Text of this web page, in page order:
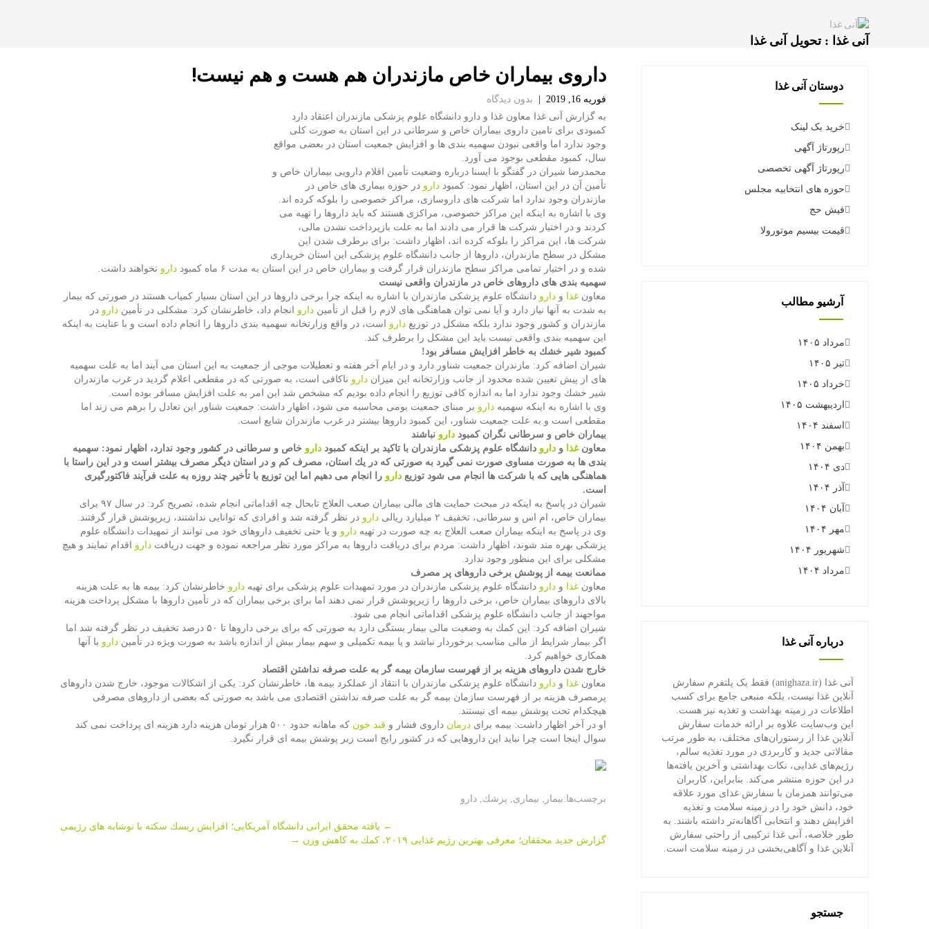
آنی غذا : تحویل آنی غذا
داروی بیماران خاص مازندران هم هست و هم نیست!
فوریه 16, 2019
بدون دیدگاه
به گزارش آنی غذا معاون غذا و دارو دانشگاه علوم پزشكی مازندران اعتقاد دارد
كمبودی برای تامین داروی بیماران خاص و سرطانی در این استان به صورت كلی
وجود ندارد اما واقعی نبودن سهمیه بندی ها و افزایش جمعیت استان در بعضی مواقع
سال، كمبود مقطعی بوجود می آورد.
محمدرضا شیران در گفتگو با ایسنا درباره وضعیت تأمین اقلام دارویی بیماران خاص و
تأمین آن در این استان، اظهار نمود: كمبود دارو در حوزه بیماری های خاص در
مازندران وجود ندارد اما شركت های داروسازی، مراكز خصوصی را بلوكه كرده اند.
وی با اشاره به اینكه این مراكز خصوصی، مراكزی هستند كه باید داروها را تهیه می
كردند و در اختیار شركت ها قرار می دادند اما به علت بازپرداخت نشدن مالی،
شركت ها، این مراكز را بلوكه كرده اند، اظهار داشت: برای برطرف شدن این
مشكل در سطح مازندران، داروها از جانب دانشگاه علوم پزشكی این استان خریداری
شده و در اختیار تمامی مراكز سطح مازندران قرار گرفت و بیماران خاص در این استان به مدت ۶ ماه كمبود
دارو نخواهند داشت.
سهمیه بندی های داروهای خاص در مازندران واقعی نیست
معاون غذا و دارو دانشگاه علوم پزشكی مازندران با اشاره به اینكه چرا برخی داروها در این استان بسیار كمیاب هستند در صورتی كه بیمار
به شدت به آنها نیاز دارد و آیا نمی توان هماهنگی های لازم را قبل از تأمین دارو انجام داد، خاطرنشان كرد: مشكلی در تأمین دارو در
مازندران و كشور وجود ندارد بلكه مشكل در توزیع دارو است، در واقع وزارتخانه سهمیه بندی داروها را انجام داده است و با عنایت به اینكه
این سهمیه بندی واقعی نیست باید این مشكل را برطرف كند.
كمبود شیر خشك به خاطر افزایش مسافر بود!
شیران اضافه كرد: مازندران جمعیت شناور دارد و در ایام آخر هفته و تعطیلات موجی از جمعیت به این استان می آیند اما به علت سهمیه
های از پیش تعیین شده محدود از جانب وزارتخانه این میزان دارو ناكافی است، به صورتی كه در مقطعی اعلام گردید در غرب مازندران
شیر خشك وجود ندارد اما به اندازه كافی توزیع را انجام داده بودیم كه مشخص شد این امر به علت افزایش مسافر بوده است.
وی با اشاره به اینكه سهمیه دارو بر مبنای جمعیت بومی محاسبه می شود، اظهار داشت: جمعیت شناور این تعادل را برهم می زند اما
مقطعی است و به علت جمعیت شناور، این كمبود داروها بیشتر در غرب مازندران شایع است.
بیماران خاص و سرطانی نگران كمبود دارو نباشند
معاونغذا و دارو دانشگاه علوم پزشكی مازندران با تاكید بر اینكه كمبود دارو خاص و سرطانی در كشور وجود ندارد، اظهار نمود: سهمیه
بندی ها به صورت مساوی صورت نمی گیرد به صورتی كه در یك استان، مصرف كم و در استان دیگر مصرف بیشتر است و در این راستا با
هماهنگی هایی كه با شركت ها انجام می شود توزیع دارو را انجام می دهیم اما این توزیع با تأخیر چند روزه به علت فرآیند فاكتورگیری
است.
شیران در پاسخ به اینكه در مبحث حمایت های مالی بیماران صعب العلاج تابحال چه اقداماتی انجام شده، تصریح كرد: در سال ۹۷ برای
بیماران خاص، ام اس و سرطانی، تخفیف ۲ میلیارد ریالی
دارو در نظر گرفته شد و افرادی كه توانایی نداشتند، زیرپوشش قرار گرفتند.
وی در پاسخ به اینكه بیماران صعب العلاج به چه صورت در تهیه دارو و یا حتی تخفیف داروهای خود می توانند از تمهیدات دانشگاه علوم
پزشكی بهره مند شوند، اظهار داشت: مردم برای دریافت داروها به مراكز مورد نظر مراجعه نموده و جهت دریافت دارو اقدام نمایند و هیچ
مشكلی برای این منظور وجود ندارد.
ممانعت بیمه از پوشش برخی داروهای پر مصرف
معاون غذا و دارو دانشگاه علوم پزشكی مازندران در مورد تمهیدات علوم پزشكی برای تهیه دارو خاطرنشان كرد: بیمه ها به علت هزینه
بالای داروهای بیماران خاص، برخی داروها را زیرپوشش قرار نمی دهند اما برای برخی بیماران كه در تأمین داروها با مشكل پرداخت هزینه
مواجهند از جانب دانشگاه علوم پزشكی اقداماتی انجام می شود.
شیران اضافه كرد: این كمك به وضعیت مالی بیمار بستگی دارد به صورتی كه برای برخی داروها تا ۵۰ درصد تخفیف در نظر گرفته شد اما
اگر بیمار شرایط از مالی مناسب برخوردار نباشد و یا بیمه تكمیلی و سهم بیمار بیش از اندازه باشد به صورت ویژه در تأمین دارو با آنها
همكاری خواهیم كرد.
خارج شدن داروهای هزینه بر از فهرست سازمان بیمه گر به علت صرفه نداشتن اقتصاد
معاون غذا و دارو دانشگاه علوم پزشكی مازندران با انتقاد از عملكرد بیمه ها، خاطرنشان كرد: یكی از اشكالات موجود، خارج شدن داروهای
پرمصرف هزینه بر از فهرست سازمان بیمه گر به علت صرفه نداشتن اقتصادی می باشد به صورتی كه بعضی از داروهای مصرفی
هیچكدام تحت پوشش بیمه ای نیستند.
او در آخر اظهار داشت: بیمه برای درمان داروی فشار و قند خون
كه ماهانه حدود ۵۰۰ هزار تومان هزینه دارد هزینه ای پرداخت نمی كند
سوال اینجا است چرا نباید این داروهایی كه در كشور رایج است زیر پوشش بیمه ای قرار نگیرد.
برچسب‌ها:بیمار , بیماری, پزشك, دارو
navigation
← یافته محقق ایرانی دانشگاه آمریكایی؛ افزایش ریسك سكته با نوشابه های رژیمی
گزارش جدید محققان؛ معرفی بهترین رژیم غذایی ۲۰۱۹، كمك به كاهش وزن
→
دوستان آنی غذا
خرید بک لینک
رپورتاژ آگهی
رپورتاژ آگهی تخصصی
حوزه های انتخابیه مجلس
فیش حج
قیمت بیسیم موتورولا
آرشیو مطالب
مرداد ۱۴۰۵
تیر ۱۴۰۵
خرداد ۱۴۰۵
اردیبهشت ۱۴۰۵
اسفند ۱۴۰۴
بهمن ۱۴۰۴
دی ۱۴۰۴
آذر ۱۴۰۴
آبان ۱۴۰۴
مهر ۱۴۰۴
شهریور ۱۴۰۴
مرداد ۱۴۰۴
درباره آنی غذا
آنی غذا (anighaza.ir) فقط یک پلتفرم سفارش
آنلاین غذا نیست، بلکه منبعی جامع برای کسب
اطلاعات در زمینه بهداشت و تغذیه نیز هست.
این وب‌سایت علاوه بر ارائه خدمات سفارش
آنلاین غذا از رستوران‌های مختلف، به طور مرتب
مقالاتی جدید و کاربردی در مورد تغذیه سالم،
رژیم‌های غذایی، نکات بهداشتی و آخرین یافته‌ها
در این حوزه منتشر می‌کند. بنابراین، کاربران
می‌توانند همزمان با سفارش غذای مورد علاقه
خود، دانش خود را در زمینه سلامت و تغذیه
افزایش دهند و انتخابی آگاهانه‌تر داشته باشند. به
طور خلاصه، آنی غذا ترکیبی از راحتی سفارش
آنلاین غذا و آگاهی‌بخشی در زمینه سلامت است.
جستجو